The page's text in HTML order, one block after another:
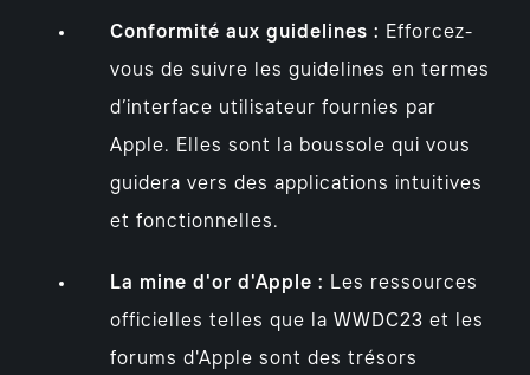
Conformité aux guidelines : Efforcez-
vous de suivre les guidelines en termes
d’interface utilisateur fournies par
Apple. Elles sont la boussole qui vous
guidera vers des applications intuitives
et fonctionnelles.
La mine d'or d'Apple : Les ressources
officielles telles que la WWDC23 et les
forums d'Apple sont des trésors